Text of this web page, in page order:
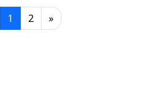
1 2 »